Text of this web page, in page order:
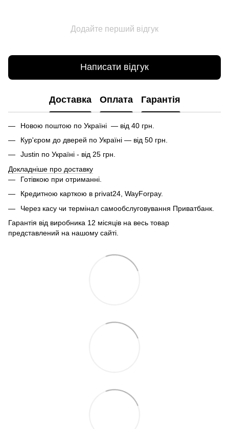
Додайте перший відгук
Написати відгук
Доставка Оплата Гарантія
Новою поштою по Україні — від 40 грн.
Кур'єром до дверей по Україні — від 50 грн.
Justin по Україні - від 25 грн.
Докладніше про доставку
Готівкою при отриманні.
Кредитною карткою в privat24, WayForpay.
Через касу чи термінал самообслуговування Приватбанк.
Гарантія від виробника 12 місяців на весь товар
представлений на нашому сайті.